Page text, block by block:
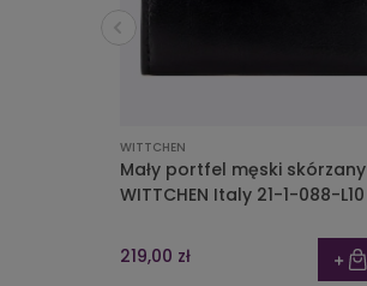
WITTCHEN
Mały portfel męski skórzany
WITTCHEN Italy 21-1-088-L10
219,00 zł